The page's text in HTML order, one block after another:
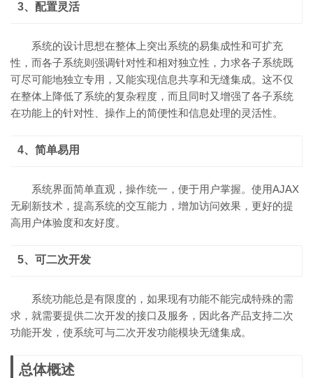
3、配置灵活
系统的设计思想在整体上突出系统的易集成性和可扩充
性，而各子系统则强调针对性和相对独立性，力求各子系统既
可尽可能地独立专用，又能实现信息共享和无缝集成。这不仅
在整体上降低了系统的复杂程度，而且同时又增强了各子系统
在功能上的针对性、操作上的简便性和信息处理的灵活性。
4、简单易用
系统界面简单直观，操作统一，便于用户掌握。使用AJAX
无刷新技术，提高系统的交互能力，增加访问效果，更好的提
高用户体验度和友好度。
5、可二次开发
系统功能总是有限度的，如果现有功能不能完成特殊的需
求，就需要提供二次开发的接口及服务，因此各产品支持二次
功能开发，使系统可与二次开发功能模块无缝集成。
总体概述